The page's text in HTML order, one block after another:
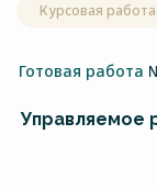
Курсовая работа
Готовая работа
Управляемое